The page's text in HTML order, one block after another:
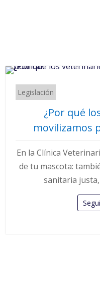
Legislación
¿Por qué
movilizamos
En la Clínica
de tu mascota:
sanitaria justa,